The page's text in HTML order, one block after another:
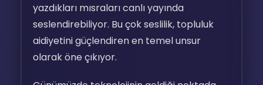
yazdıkları mısraları canlı yayında
seslendirebiliyor. Bu çok seslilik, topluluk
aidiyetini güçlendiren en temel unsur
olarak öne çıkıyor.